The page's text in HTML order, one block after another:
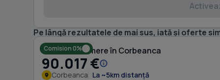
Pe lângă rezultatele de mai sus, iată și oferte
Comision 0%
Casă cu 3 camere în Corbeanca
90.017 €
Corbeanca La ~5km distanță